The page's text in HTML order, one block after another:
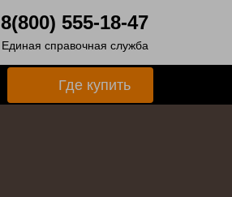
8(800) 555-18-47
Единая справочная служба
Где купить